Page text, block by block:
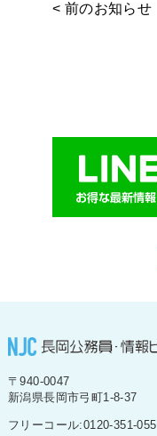
< 前のお知らせ
〒940-0047
新潟県長岡市弓町1-8-37
フリーコール:0120-351-055